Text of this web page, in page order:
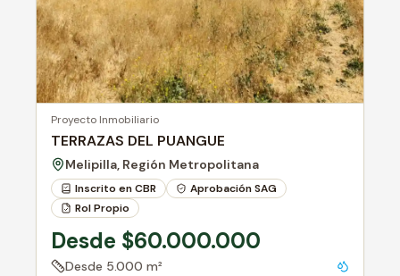
Proyecto Inmobiliario
TERRAZAS DEL PUANGUE
Melipilla, Región Metropolitana
Inscrito en CBR
Aprobación SAG
Rol Propio
Desde $60.000.000
Desde 5.000 m²